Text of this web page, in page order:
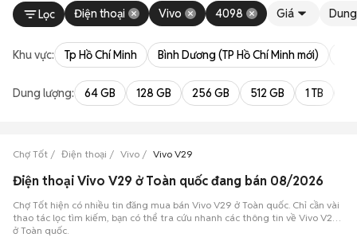
Lọc Điện thoại Vivo 4098 Giá
Khu vực: Tp Hồ Chí Minh Bình Dương (TP Hồ Chí Minh mới)
Dung lượng: 64 GB 128 GB 256 GB 512 GB 1 TB
Chợ Tốt Điện thoại Vivo Vivo V29
Điện thoại Vivo V29 ở Toàn quốc đang bán 08/2026
Chợ Tốt hiện có nhiều tin đăng mua bán Vivo V29 ở Toàn quốc. Chỉ cần vài
thao tác lọc tìm kiếm, bạn có thể tra cứu nhanh các thông tin về Vivo V29
ở Toàn quốc.